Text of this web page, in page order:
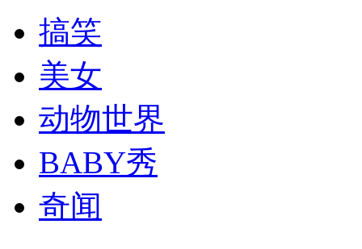
走！跟着总书记去植树
消防员救轻生者 花炮节热闹非凡
搞笑
美女
动物世界
BABY秀
奇闻